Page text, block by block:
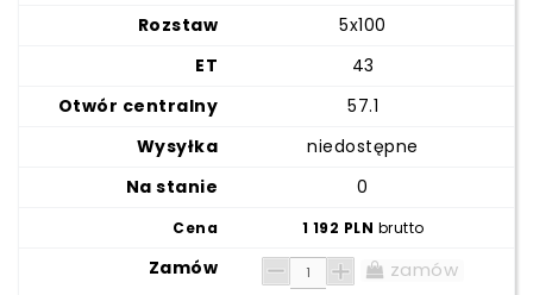
5x100
43
57.1
niedostępne
0
1 192 PLN brutto
zamów